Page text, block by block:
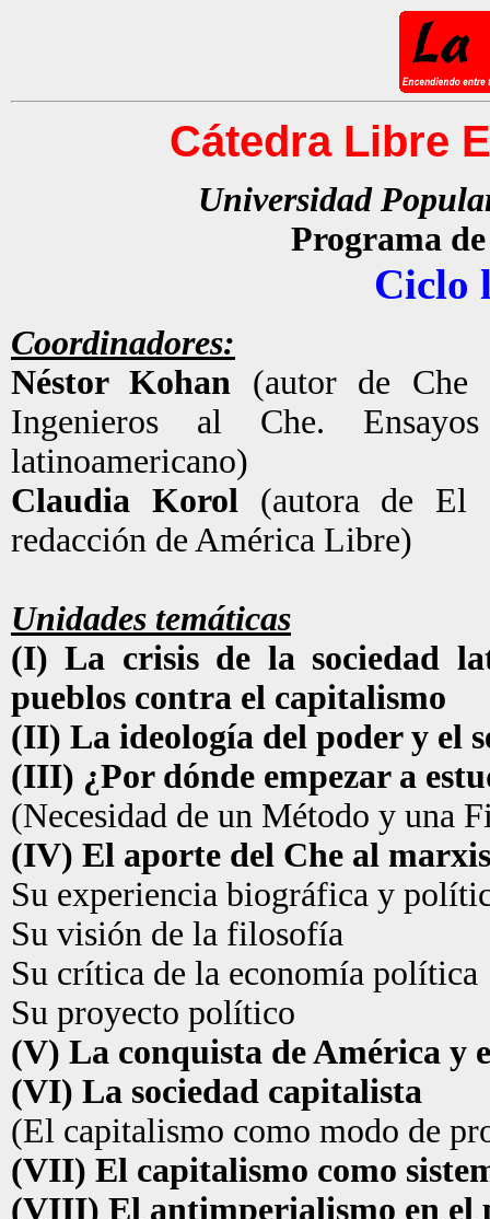
Cátedra Libre
Universidad
Programa
Ciclo
Coordinadores:
Néstor Kohan (autor de
Ingenieros al Che.
latinoamericano)
Claudia Korol (autora de El
redacción de América Libre)
Unidades temáticas
(I) La crisis de la sociedad
pueblos contra el capitalismo
(II) La ideología del poder y el
(III) ¿Por dónde empezar a
(Necesidad de un Método y una
(IV) El aporte del Che al
Su experiencia biográfica y
Su visión de la filosofía
Su crítica de la economía política
Su proyecto político
(V) La conquista de América y
(VI) La sociedad capitalista
(El capitalismo como modo de
(VII) El capitalismo como
(VIII) El antimperialismo en el